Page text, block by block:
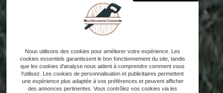
Nous utilisons des cookies pour améliorer votre expérience. Les
cookies essentiels garantissent le bon fonctionnement du site, tandis
que les cookies d'analyse nous aident à comprendre comment vous
l'utilisez. Les cookies de personnalisation et publicitaires permettent
une expérience plus adaptée à vos préférences et peuvent afficher
des annonces pertinentes. Vous contrôlez vos cookies via les